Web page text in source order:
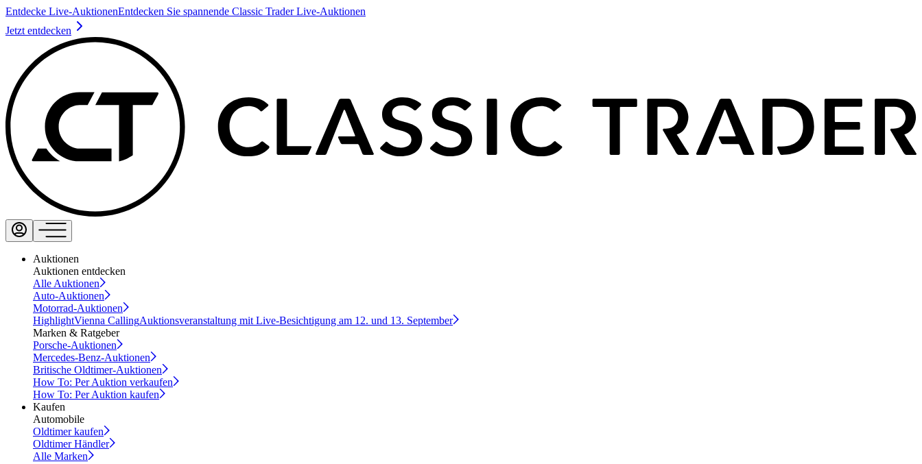
Entdecke Live-AuktionenEntdecken Sie spannende Classic Trader Live-Auktionen
Jetzt entdecken
Auktionen
Auktionen entdecken
Alle Auktionen
Auto-Auktionen
Motorrad-Auktionen
HighlightVienna CallingAuktionsveranstaltung mit Live-Besichtigung am 12. und 13. September
Marken & Ratgeber
Porsche-Auktionen
Mercedes-Benz-Auktionen
Britische Oldtimer-Auktionen
How To: Per Auktion verkaufen
How To: Per Auktion kaufen
Kaufen
Automobile
Oldtimer kaufen
Oldtimer Händler
Alle Marken